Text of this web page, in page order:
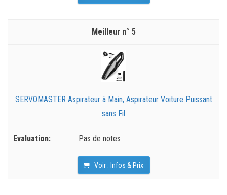
5
SERVOMASTER Aspirateur à Main, Aspirateur Voiture Puissant
sans Fil
Pas de notes
Voir : Infos & Prix